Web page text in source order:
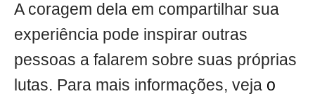
A coragem dela em compartilhar sua
experiência pode inspirar outras
pessoas a falarem sobre suas próprias
lutas. Para mais informações, veja o